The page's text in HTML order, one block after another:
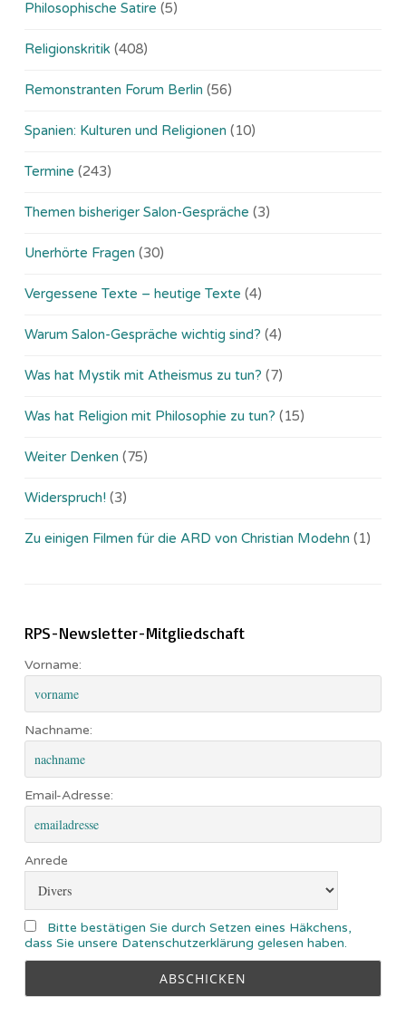
Philosophische Satire (5)
Religionskritik (408)
Remonstranten Forum Berlin (56)
Spanien: Kulturen und Religionen (10)
Termine (243)
Themen bisheriger Salon-Gespräche (3)
Unerhörte Fragen (30)
Vergessene Texte – heutige Texte (4)
Warum Salon-Gespräche wichtig sind? (4)
Was hat Mystik mit Atheismus zu tun? (7)
Was hat Religion mit Philosophie zu tun? (15)
Weiter Denken (75)
Widerspruch! (3)
Zu einigen Filmen für die ARD von Christian Modehn (1)
RPS-Newsletter-Mitgliedschaft
Vorname:
Nachname:
Email-Adresse:
Anrede
Bitte bestätigen Sie durch Setzen eines Häkchens,
dass Sie unsere Datenschutzerklärung gelesen haben.